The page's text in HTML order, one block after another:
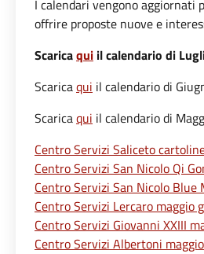
I calendari vengono aggiornati
offrire proposte nuove e
Scaricaqui il calendario di
Scaricaqui il calendario di
Scaricaqui il calendario di
Centro Servizi Saliceto
Centro Servizi San Nicolo Qi
Centro Servizi San Nicolo Blue
Centro Servizi Lercaro maggio
Centro Servizi Giovanni XXIII
Centro Servizi Albertoni